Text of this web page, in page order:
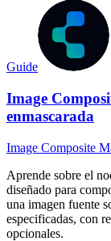
Guide
Image
enmascarada
Image Composite
Aprende sobre el
diseñado para
una imagen fuente
especificadas, con
opcionales.